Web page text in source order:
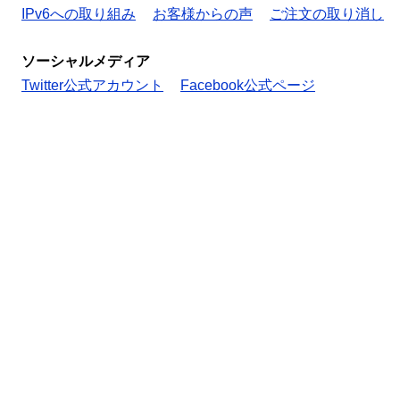
IPv6への取り組み
お客様からの声 ご注文の取り消し
ソーシャルメディア
Twitter公式アカウント
Facebook公式ページ